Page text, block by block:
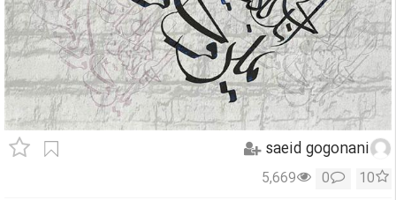
saeid gogonani
10
0
5,669